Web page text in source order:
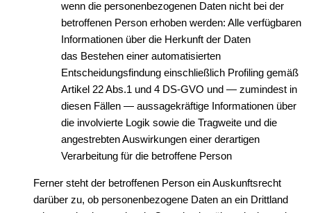
wenn die personenbezogenen Daten nicht bei der
betroffenen Person erhoben werden: Alle verfügbaren
Informationen über die Herkunft der Daten
das Bestehen einer automatisierten
Entscheidungsfindung einschließlich Profiling gemäß
Artikel 22 Abs.1 und 4 DS-GVO und — zumindest in
diesen Fällen — aussagekräftige Informationen über
die involvierte Logik sowie die Tragweite und die
angestrebten Auswirkungen einer derartigen
Verarbeitung für die betroffene Person
Ferner steht der betroffenen Person ein Auskunftsrecht
darüber zu, ob personenbezogene Daten an ein Drittland